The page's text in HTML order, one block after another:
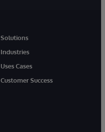
Solutions
Industries
Uses Cases
Customer Success